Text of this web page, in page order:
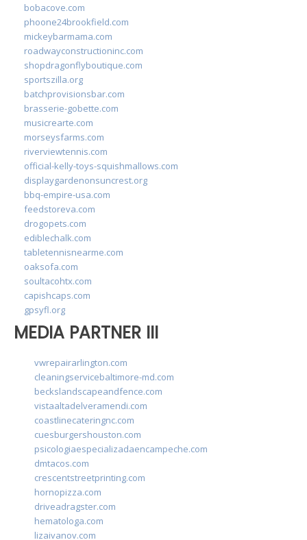
bobacove.com
phoone24brookfield.com
mickeybarmama.com
roadwayconstructioninc.com
shopdragonflyboutique.com
sportszilla.org
batchprovisionsbar.com
brasserie-gobette.com
musicrearte.com
morseysfarms.com
riverviewtennis.com
official-kelly-toys-squishmallows.com
displaygardenonsuncrest.org
bbq-empire-usa.com
feedstoreva.com
drogopets.com
ediblechalk.com
tabletennisnearme.com
oaksofa.com
soultacohtx.com
capishcaps.com
gpsyfl.org
MEDIA PARTNER III
vwrepairarlington.com
cleaningservicebaltimore-md.com
beckslandscapeandfence.com
vistaaltadelveramendi.com
coastlinecateringnc.com
cuesburgershouston.com
psicologiaespecializadaencampeche.com
dmtacos.com
crescentstreetprinting.com
hornopizza.com
driveadragster.com
hematologa.com
lizaivanov.com